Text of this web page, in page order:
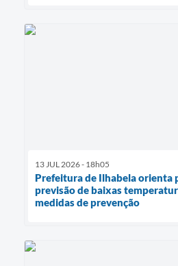
13 JUL 2026 - 18h05
Prefeitura de Ilhabela orienta
previsão de baixas
medidas de prevenção